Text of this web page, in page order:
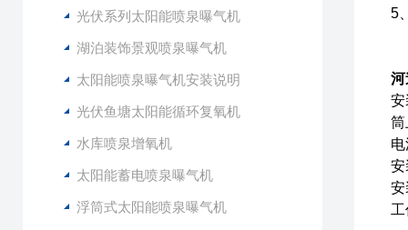
光伏系列太阳能喷泉曝气机
湖泊装饰景观喷泉曝气机
太阳能喷泉曝气机安装说明
光伏鱼塘太阳能循环复氧机
水库喷泉增氧机
太阳能蓄电喷泉曝气机
浮筒式太阳能喷泉曝气机
5
河
安
筒
安
安